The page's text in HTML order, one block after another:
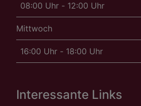
08:00 Uhr - 12:00 Uhr
Mittwoch
16:00 Uhr - 18:00 Uhr
Interessante Links